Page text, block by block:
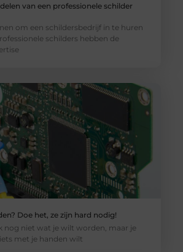
van een professionele schilder
om een schildersbedrijf in te huren
schilders hebben de
Doe het, ze zijn hard nodig!
nog niet wat je wilt worden, maar je
met je handen wilt